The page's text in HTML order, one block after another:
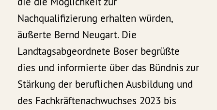
Nachqualifizierung erhalten würden,
äußerte Bernd Neugart. Die
Landtagsabgeordnete Boser begrüßte
dies und informierte über das Bündnis zur
Stärkung der beruflichen Ausbildung und
des Fachkräftenachwuchses 2023 bis